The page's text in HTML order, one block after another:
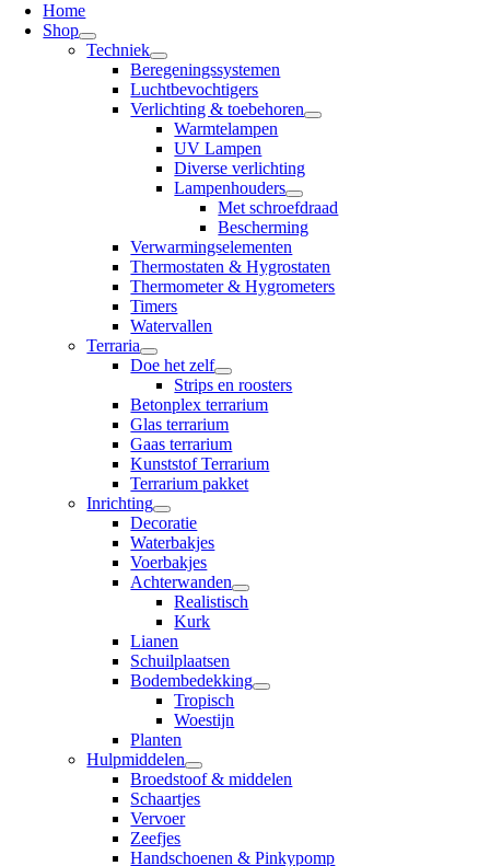
Home
Shop
Techniek
Beregeningssystemen
Luchtbevochtigers
Verlichting & toebehoren
Warmtelampen
UV Lampen
Diverse verlichting
Lampenhouders
Met schroefdraad
Bescherming
Verwarmingselementen
Thermostaten & Hygrostaten
Thermometer & Hygrometers
Timers
Watervallen
Terraria
Doe het zelf
Strips en roosters
Betonplex terrarium
Glas terrarium
Gaas terrarium
Kunststof Terrarium
Terrarium pakket
Inrichting
Decoratie
Waterbakjes
Voerbakjes
Achterwanden
Realistisch
Kurk
Lianen
Schuilplaatsen
Bodembedekking
Tropisch
Woestijn
Planten
Hulpmiddelen
Broedstoof & middelen
Schaartjes
Vervoer
Zeefjes
Handschoenen & Pinkypomp